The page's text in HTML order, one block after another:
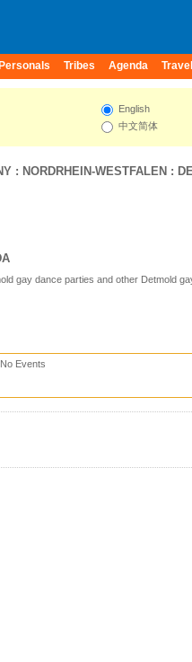
Personals Tribes Agenda Travel
English
中文简体
: NORDRHEIN-WESTFALEN :
gay dance parties and other Detmold
No Events